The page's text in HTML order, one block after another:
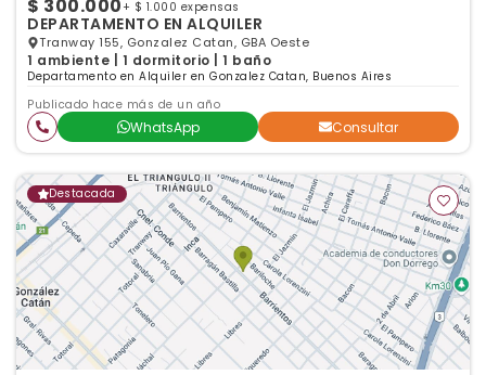
$ 300.000 + $ 1.000 expensas
DEPARTAMENTO EN ALQUILER
Tranway 155, Gonzalez Catan, GBA Oeste
1 ambiente | 1 dormitorio | 1 baño
Departamento en Alquiler en Gonzalez Catan, Buenos Aires
Publicado hace más de un año
WhatsApp Consultar
Destacada